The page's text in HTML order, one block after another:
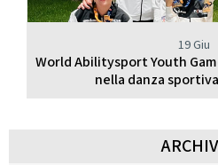
19 Giu
World Abilitysport Youth
nella danza